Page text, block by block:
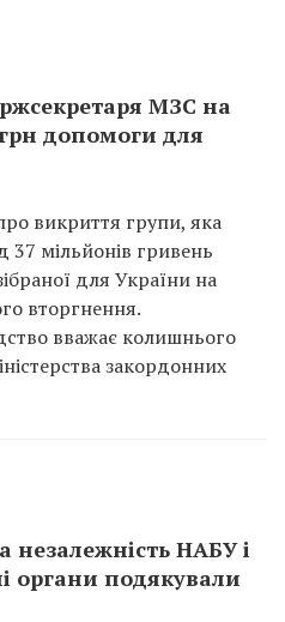
МЗС на
допомоги для
викриття групи, яка
мільйонів гривень
для України на
вторгнення.
вважає колишнього
закордонних
незалежність НАБУ і
органи подякували